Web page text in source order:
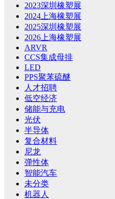
2023深圳橡塑展
2024上海橡塑展
2025深圳橡塑展
2026上海橡塑展
ARVR
CCS集成母排
LED
PPS聚苯硫醚
人才招聘
低空经济
储能与充电
光伏
半导体
复合材料
尼龙
弹性体
智能汽车
未分类
机器人